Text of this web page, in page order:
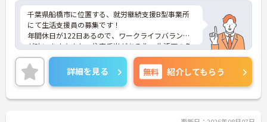
千葉県船橋市に位置する、就労継続支援B型事業所
にて生活支援員の募集です！
年間休日が122日あるので、ワークライフバランス
が叶います☆また、住宅手当がある為、生活面の負
担を軽減し、安心して長く勤務していただけます♪
さらに、駅から徒歩8分の立地なので、通勤らくら
くです◎ご興味のある方には、面接対策ポイントな
ど、さらに詳細をお話しいたしますのでお気軽にご
相談ください！
詳細を見る 無料 紹介してもらう